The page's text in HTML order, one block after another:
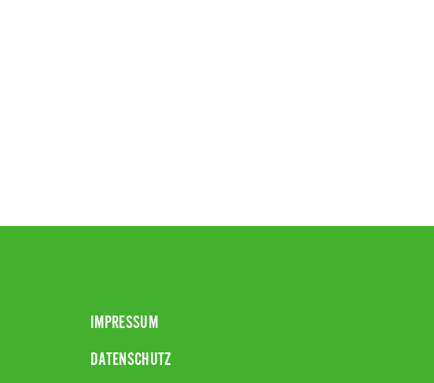
IMPRESSUM
DATENSCHUTZ